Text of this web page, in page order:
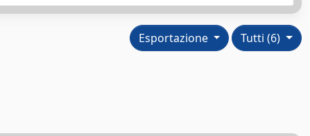
Tutti (6)
Esportazione